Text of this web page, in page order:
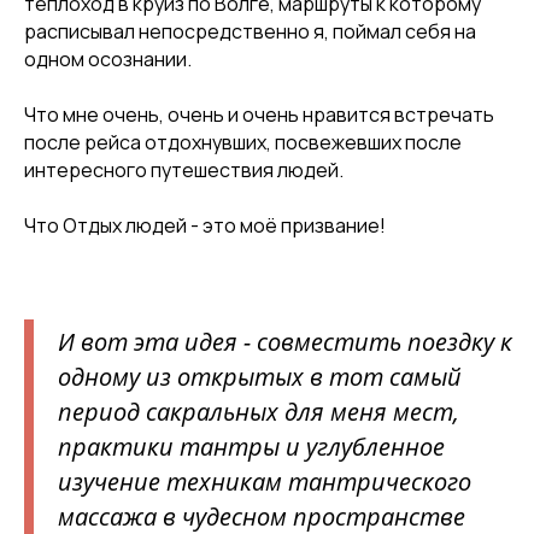
расписывал непосредственно я, поймал себя на
одном осознании.
Что мне очень, очень и очень нравится встречать
после рейса отдохнувших, посвежевших после
интересного путешествия людей.
Что Отдых людей - это моё призвание!
И вот эта идея - совместить поездку к
одному из открытых в тот самый
период сакральных для меня мест,
практики тантры и углубленное
изучение техникам тантрического
массажа в чудесном пространстве